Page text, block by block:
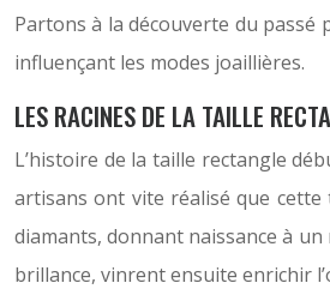
Partons à la découverte du
influençant les modes joaillières.
LES RACINES DE LA TAILLE
L’histoire de la taille rectangle
artisans ont vite réalisé que
diamants, donnant naissance à un
brillance, vinrent ensuite enrichir